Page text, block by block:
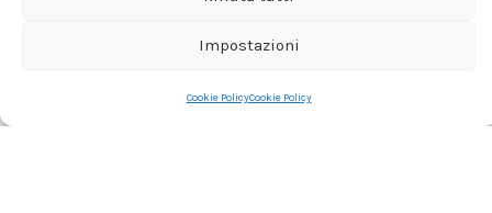
Impostazioni
Cookie PolicyCookie Policy